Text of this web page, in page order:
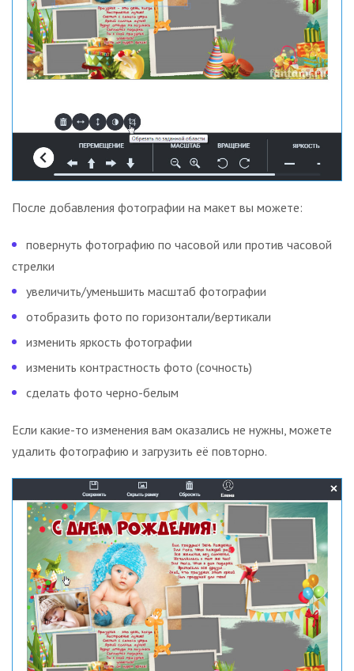
После добавления фотографии на макет вы можете:
повернуть фотографию по часовой или против часовой
стрелки
увеличить/уменьшить масштаб фотографии
отобразить фото по горизонтали/вертикали
изменить яркость фотографии
изменить контрастность фото (сочность)
сделать фото черно-белым
Если какие-то изменения вам оказались не нужны, можете
удалить фотографию и загрузить её повторно.